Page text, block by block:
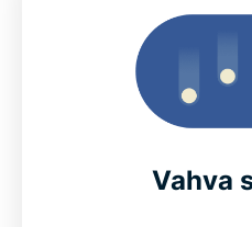
Vahva